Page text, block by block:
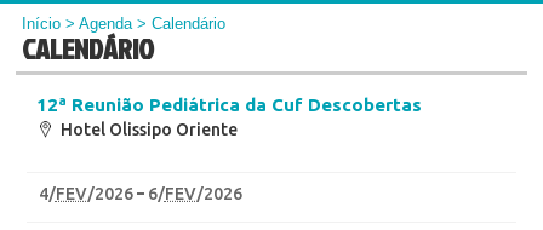
Início >Agenda> Calendário
CALENDÁRIO
12ª Reunião Pediátrica da Cuf Descobertas
Hotel Olissipo Oriente
4/FEV/2026 6/FEV/2026